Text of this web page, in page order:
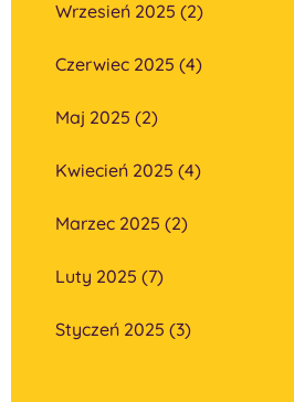
Wrzesień 2025 (2)
Czerwiec 2025 (4)
Maj 2025 (2)
Kwiecień 2025 (4)
Marzec 2025 (2)
Luty 2025 (7)
Styczeń 2025 (3)